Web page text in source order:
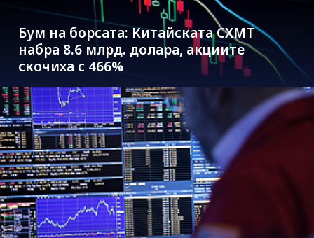
Бум на борсата: Китайската CXMT
набра 8.6 млрд. долара, акциите
скочиха с 466%